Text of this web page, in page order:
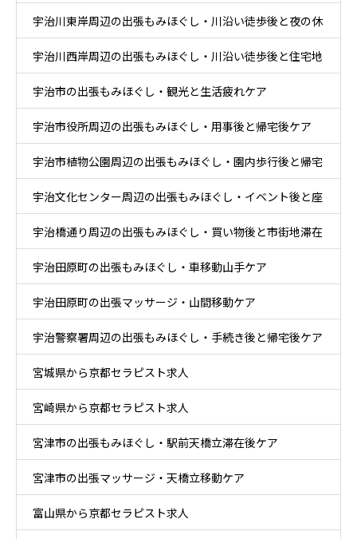
ア
宇治川東岸周辺の出張もみほぐし・川沿い徒歩後と夜の休
息ケア
宇治川西岸周辺の出張もみほぐし・川沿い徒歩後と住宅地
帰宅ケア
宇治市の出張もみほぐし・観光と生活疲れケア
宇治市役所周辺の出張もみほぐし・用事後と帰宅後ケア
宇治市植物公園周辺の出張もみほぐし・園内歩行後と帰宅
後ケア
宇治文化センター周辺の出張もみほぐし・イベント後と座
り時間ケア
宇治橋通り周辺の出張もみほぐし・買い物後と市街地滞在
ケア
宇治田原町の出張もみほぐし・車移動山手ケア
宇治田原町の出張マッサージ・山間移動ケア
宇治警察署周辺の出張もみほぐし・手続き後と帰宅後ケア
宮城県から京都セラピスト求人
宮崎県から京都セラピスト求人
宮津市の出張もみほぐし・駅前天橋立滞在後ケア
宮津市の出張マッサージ・天橋立移動ケア
富山県から京都セラピスト求人